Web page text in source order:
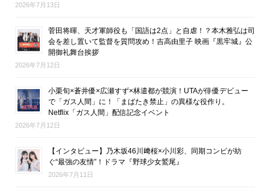
2026年7月13日
菅田将暉、天才軍師役も「国語は2点」と自虐！？本木雅弘は司
会を差し置いて監督を質問攻め！吉高由里子 映画『黒牢城』公
開御礼舞台挨拶
2026年7月12日
小栗旬×蒼井優×広瀬すず×林遣都が競演！UTAが俳優デビュー
で「ガス人間」に！「まばたき禁止」の異様な役作り。
Netflix「ガス人間」配信記念イベント
2026年7月12日
【インタビュー】乃木坂46川﨑桜×小川彩、同期コンビが紡
ぐ“最強の友情”！ドラマ『野球少女鷲尾』
2026年7月11日